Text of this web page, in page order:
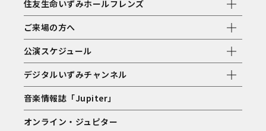
住友生命いずみホールフレンズ
ご来場の方へ
公演スケジュール
デジタルいずみチャンネル
音楽情報誌「Jupiter」
オンライン・ジュピター